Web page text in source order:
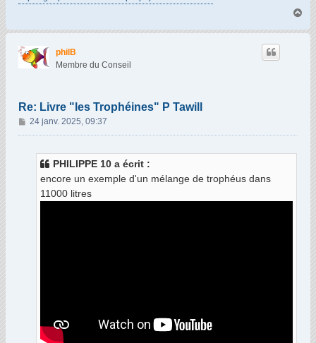
u
philB
Membre du Conseil
Re: Livre "les Trophéines" P Tawill
M
e
24 janv. 2025, 09:37
PHILIPPE 10 a écrit :
encore un exemple d'un mélange de trophéus dans
11000 litres